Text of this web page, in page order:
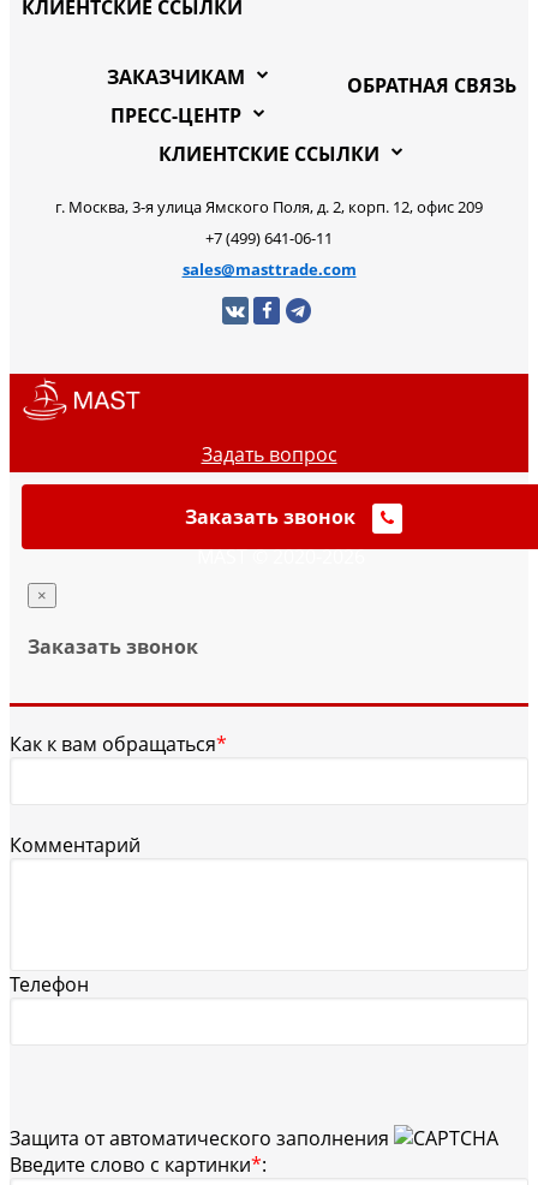
КЛИЕНТСКИЕ ССЫЛКИ
ОБРАТНАЯ СВЯЗЬ
ЗАКАЗЧИКАМ
ПРЕСС-ЦЕНТР
КЛИЕНТСКИЕ ССЫЛКИ
г. Москва, 3-я улица Ямского Поля, д. 2, корп. 12, офис 209
+7 (499) 641-06-11
sales@masttrade.com
Задать вопрос
Заказать звонок
MAST © 2020-2026
×
Заказать звонок
Как к вам обращаться*
Комментарий
Телефон
Защита от автоматического заполнения
Введите слово с картинки*: